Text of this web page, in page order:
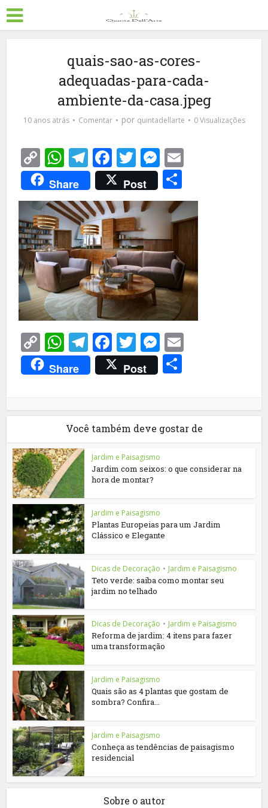
quais-sao-as-cores-
adequadas-para-cada-
ambiente-da-casa.jpeg
10 anos atrás Comentar por quintadellarte 0 Visualizações
Copy
Link
WhatsApp
Telegram
Facebook
TwitterMessenger
Share Post
Copy
Link
WhatsApp
Telegram
Facebook
TwitterMessenger
Share Post
Você também deve gostar de
Jardim e Paisagismo
Jardim com seixos: o que considerar na
hora de montar?
Jardim e Paisagismo
Plantas Europeias para um Jardim
Clássico e Elegante
Dicas de Decoração • Jardim e Paisagismo
Teto verde: saiba como montar seu
jardim no telhado
Dicas de Decoração • Jardim e Paisagismo
Reforma de jardim: 4 itens para fazer
uma transformação
Jardim e Paisagismo
Quais são as 4 plantas que gostam de
sombra? Confira...
Jardim e Paisagismo
Conheça as tendências de paisagismo
residencial
Sobre o autor